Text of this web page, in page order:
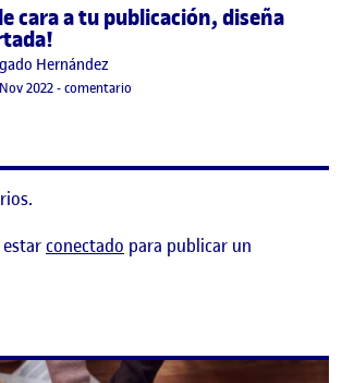
cara a tu publicación, diseña
Hernández
de publicación
202216 noviembre, 2022 10:15 pm
-comentario
conectado para publicar un